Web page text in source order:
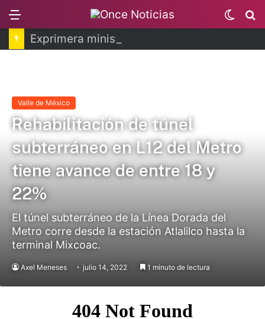
Menu
Switch
skin
Valle de México
Rehabilitación de túnel
subterráneo en L12 del Metro
tiene avance de entre 18 y
22%
El túnel subterráneo de la Línea Dorada del
Metro corre desde la estación Atlalilco hasta la
terminal Mixcoac.
Axel Meneses julio 14, 2022 1 minuto de lectura